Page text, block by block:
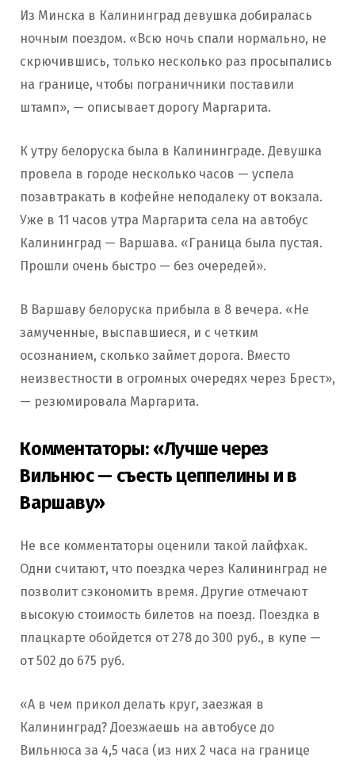
Из Минска в Калининград девушка добиралась
ночным поездом. «Всю ночь спали нормально, не
скрючившись, только несколько раз просыпались
на границе, чтобы пограничники поставили
штамп», — описывает дорогу Маргарита.
К утру белоруска была в Калининграде. Девушка
провела в городе несколько часов — успела
позавтракать в кофейне неподалеку от вокзала.
Уже в 11 часов утра Маргарита села на автобус
Калининград — Варшава. «Граница была пустая.
Прошли очень быстро — без очередей».
В Варшаву белоруска прибыла в 8 вечера. «Не
замученные, выспавшиеся, и с четким
осознанием, сколько займет дорога. Вместо
неизвестности в огромных очередях через Брест»,
— резюмировала Маргарита.
Комментаторы: «Лучше через
Вильнюс — съесть цеппелины и в
Варшаву»
Не все комментаторы оценили такой лайфхак.
Одни считают, что поездка через Калининград не
позволит сэкономить время. Другие отмечают
высокую стоимость билетов на поезд. Поездка в
плацкарте обойдется от 278 до 300 руб., в купе —
от 502 до 675 руб.
«А в чем прикол делать круг, заезжая в
Калининград? Доезжаешь на автобусе до
Вильнюса за 4,5 часа (из них 2 часа на границе